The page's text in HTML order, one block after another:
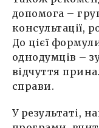
допомога –
консультації,
До цієї
однодумців –
відчуття
справи.
У результаті,